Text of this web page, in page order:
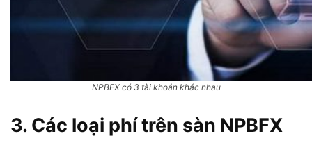
NPBFX có 3 tài khoản khác nhau
3. Các loại phí trên sàn NPBFX